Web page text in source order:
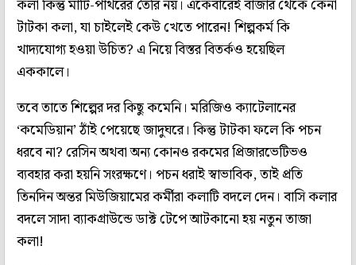
কলা কিন্তু মাটি-পাথরের তৈরি নয়। একেবারেই বাজার থেকে কেনা
টাটকা কলা, যা চাইলেই কেউ খেতে পারেন! শিল্পকর্ম কি
খাদ্যযোগ্য হওয়া উচিত? এ নিয়ে বিস্তর বিতর্কও হয়েছিল
এককালে।
তবে তাতে শিল্পের দর কিছু কমেনি। মরিজিও ক্যাটেলানের
‘কমেডিয়ান’ ঠাঁই পেয়েছে জাদুঘরে। কিন্তু টাটকা ফলে কি পচন
ধরবে না? রেসিন অথবা অন্য কোনও রকমের প্রিজারভেটিভও
ব্যবহার করা হয়নি সংরক্ষণে। পচন ধরাই স্বাভাবিক, তাই প্রতি
তিনদিন অন্তর মিউজিয়ামের কর্মীরা কলাটি বদলে দেন। বাসি কলার
বদলে সাদা ব্যাকগ্রাউন্ডে ডাক্ট টেপে আটকানো হয় নতুন তাজা
কলা!